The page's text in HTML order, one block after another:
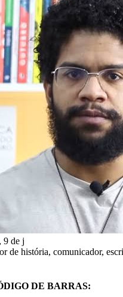
9 de j
de história, comunicador,
DE BARRAS: